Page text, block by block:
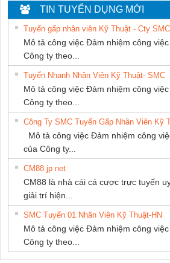
Nam Quốc Thịnh
DỊCH VỤ XNK
PHƯƠNG NAM
TIN TUYỂN DỤNG MỚI
Tuyển gấp nhân viên Kỹ Thuật - Cty
Mô tả công việc Đảm nhiệm công
Công ty theo...
Tuyển Nhanh Nhân Viên Kỹ Thuật- SMC
Mô tả công việc Đảm nhiệm công
Công ty theo...
Công Ty SMC Tuyển Gấp Nhân Viên Kỹ
Mô tả công việc Đảm nhiệm công
của Công ty...
CM88 jp net
CM88 là nhà cái cá cược trực tuyến
giải trí hiện...
SMC Tuyển 01 Nhân Viên Kỹ Thuật-HN
Mô tả công việc Đảm nhiệm công
Công ty theo...